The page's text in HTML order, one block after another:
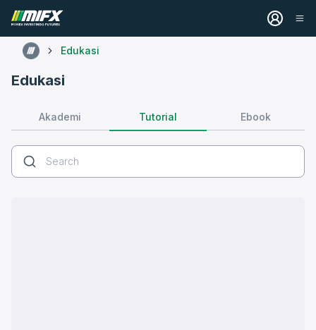
Edukasi
Edukasi
Akademi Tutorial Ebook